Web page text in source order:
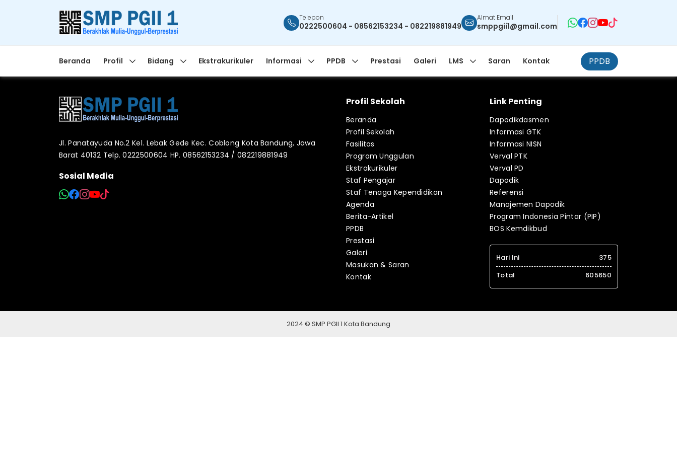
Telepon
0222500604 - 08562153234 - 082219881949
Almat Email
smppgii1@gmail.com
Beranda Profil Bidang Ekstrakurikuler Informasi PPDB Prestasi Galeri LMS Saran Kontak PPDB
Jl. Panatayuda No.2 Kel. Lebak Gede Kec. Coblong Kota Bandung, Jawa
Barat 40132 Telp. 0222500604 HP. 08562153234 / 082219881949
Sosial Media
Profil Sekolah
Beranda
Profil Sekolah
Fasilitas
Program Unggulan
Ekstrakurikuler
Staf Pengajar
Staf Tenaga Kependidikan
Agenda
Berita-Artikel
PPDB
Prestasi
Galeri
Masukan & Saran
Kontak
Link Penting
Dapodikdasmen
Informasi GTK
Informasi NISN
Verval PTK
Verval PD
Dapodik
Referensi
Manajemen Dapodik
Program Indonesia Pintar (PIP)
BOS Kemdikbud
Hari Ini
375
Total
605650
2024 © SMP PGII 1 Kota Bandung